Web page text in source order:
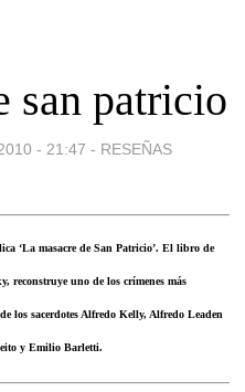
san patricio
- 21:47 - RESEÑAS
‘La masacre de San Patricio’. El libro de
reconstruye uno de los crímenes más
los sacerdotes Alfredo Kelly, Alfredo Leaden
y Emilio Barletti.